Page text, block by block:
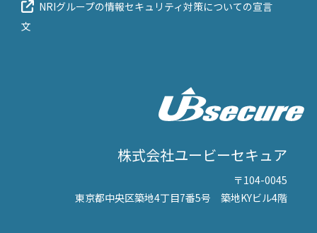
NRIグループの情報セキュリティ対策についての宣言
文
株式会社ユービーセキュア
〒104-0045
東京都中央区築地4丁目7番5号 築地KYビル4階